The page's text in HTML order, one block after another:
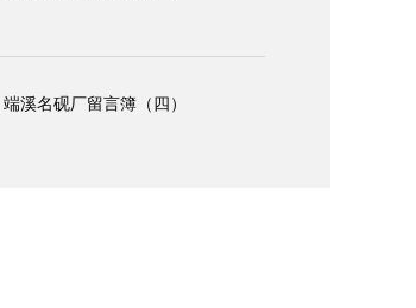
端溪名砚厂留言簿（四）